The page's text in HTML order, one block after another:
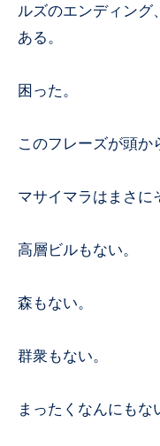
ルズのエンディング
ある。
困った。
このフレーズが頭か
マサイマラはまさに
高層ビルもない。
森もない。
群衆もない。
まったくなんにもな